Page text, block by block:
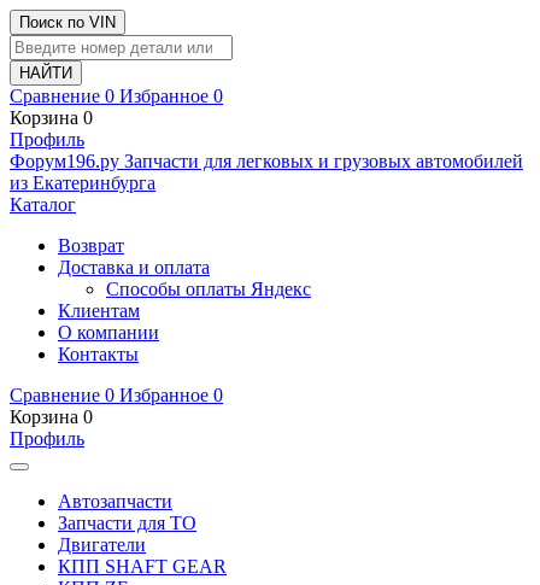
Поиск по VIN
Сравнение 0 Избранное 0
Корзина 0
Профиль
Фoрум196.ру Запчасти для легковых и грузовых автомобилей
из Екатеринбурга
Каталог
Возврат
Доставка и оплата
Способы оплаты Яндекс
Клиентам
О компании
Контакты
Сравнение 0 Избранное 0
Корзина 0
Профиль
Автозапчасти
Запчасти для ТО
Двигатели
КПП SHAFT GEAR